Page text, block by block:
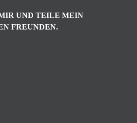
UND TEILE MEIN
FREUNDEN.